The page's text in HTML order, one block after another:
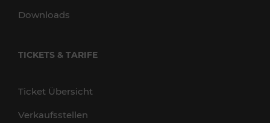
Downloads
TICKETS & TARIFE
Ticket Übersicht
Verkaufsstellen